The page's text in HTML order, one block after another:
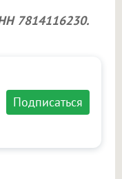
7814116230.
Подписаться